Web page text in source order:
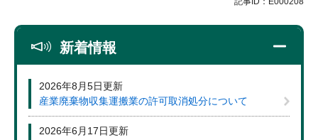
新着情報
2026年8月5日更新
産業廃棄物収集運搬業の許可取消処分について
2026年6月17日更新